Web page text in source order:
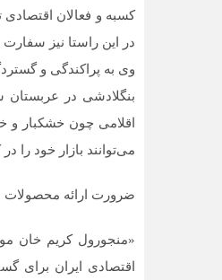
کسبه و فعالان
در این راستا نیز سفارت
بنگلادشی در
اقلامی چون خشکبار و
می‌توانند بازار خود را
ضرورت ارائه محصولات
«منجورول کریم خان
اقتصادی ایران برای